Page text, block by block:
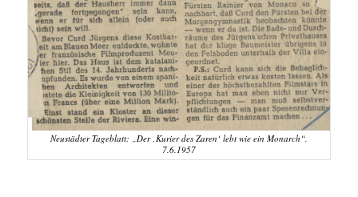
Neustädter Tageblatt: „Der ‚Kurier des Zaren‘ lebt wie ein Monarch“,
7.6.1957